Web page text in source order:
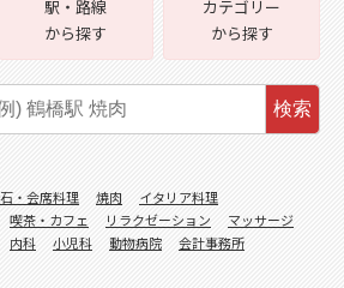
駅・路線
から探す
カテゴリー
から探す
検索
・会席料理 焼肉
イタリア料理
喫茶・カフェ リラクゼーション
マッサージ
内科 小児科 動物病院
会計事務所